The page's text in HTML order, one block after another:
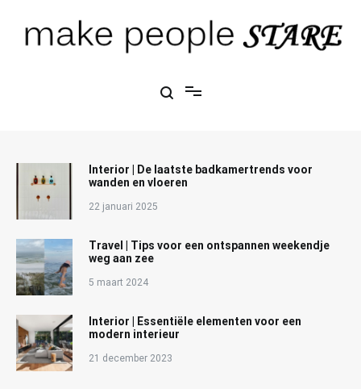
Interior | De laatste badkamertrends voor
wanden en vloeren
22 januari 2025
Travel | Tips voor een ontspannen weekendje
weg aan zee
5 maart 2024
Interior | Essentiële elementen voor een
modern interieur
21 december 2023